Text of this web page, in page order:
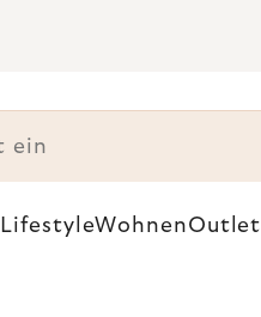
LifestyleWohnenOutlet